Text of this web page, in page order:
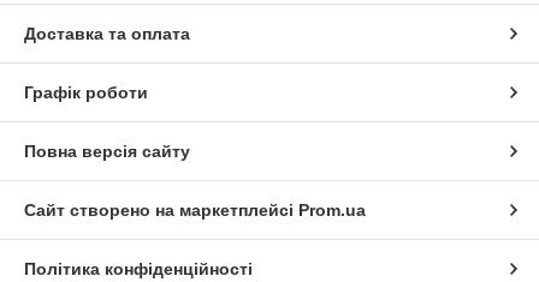
Доставка та оплата
Графік роботи
Повна версія сайту
Сайт створено на маркетплейсі Prom.ua
Політика конфіденційності